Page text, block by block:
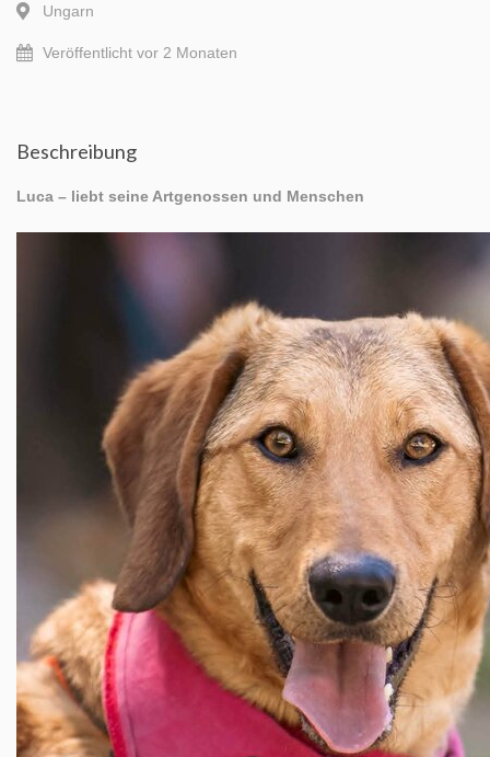
Mein Account
Ungarn
Veröffentlicht vor 2 Monaten
Beschreibung
Luca – liebt seine Artgenossen und Menschen